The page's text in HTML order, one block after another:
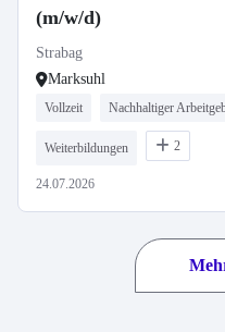
(m/w/d)
Strabag
Marksuhl
Vollzeit Nachhaltiger
Weiterbildungen 2
24.07.2026